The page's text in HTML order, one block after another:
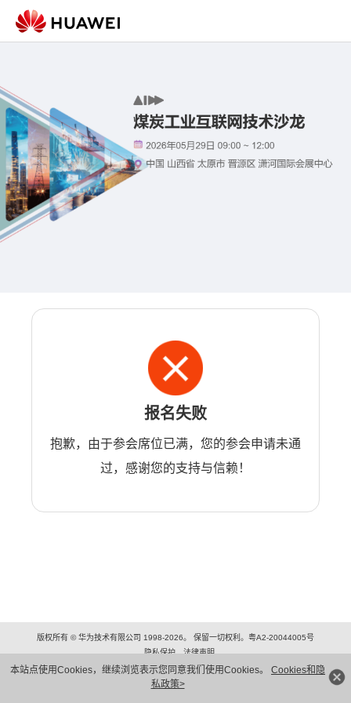
本站点使用Cookies，继续浏览表示您同意我们使用Cookies。 Cookies和隐
私政策>
报名失败
抱歉，由于参会席位已满，您的参会申请未通
过，感谢您的支持与信赖！
版权所有 © 华为技术有限公司 1998-2026。 保留一切权利。粤A2-20044005号
隐私保护
法律声明